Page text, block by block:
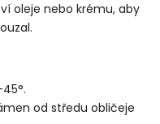
oleje nebo krému, aby
od středu obličeje